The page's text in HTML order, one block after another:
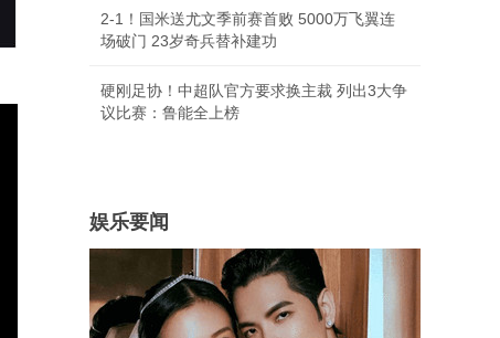
2-1！国米送尤文季前赛首败 5000万飞翼连
场破门 23岁奇兵替补建功
硬刚足协！中超队官方要求换主裁 列出3大争
议比赛：鲁能全上榜
娱乐要闻